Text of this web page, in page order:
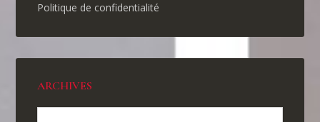
Politique de confidentialité
ARCHIVES